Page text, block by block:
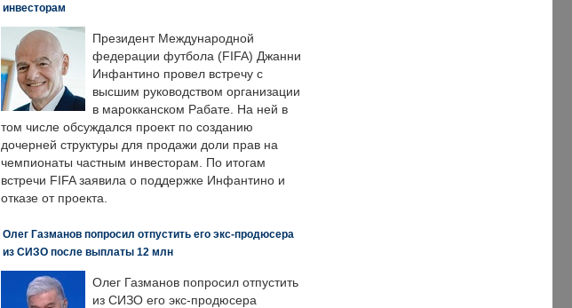
инвесторам
Президент Международной
федерации футбола (FIFA) Джанни
Инфантино провел встречу с
высшим руководством организации
в марокканском Рабате. На ней в
том числе обсуждался проект по созданию
дочерней структуры для продажи доли прав на
чемпионаты частным инвесторам. По итогам
встречи FIFA заявила о поддержке Инфантино и
отказе от проекта.
Олег Газманов попросил отпустить его экс-продюсера
из СИЗО после выплаты 12 млн
Олег Газманов попросил отпустить
из СИЗО его экс-продюсера